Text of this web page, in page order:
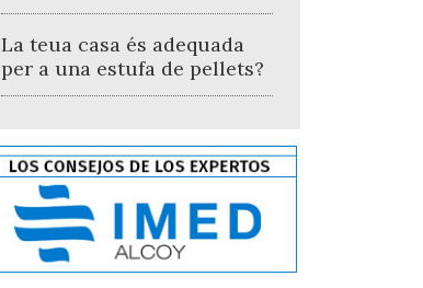
La teua casa és adequada
per a una estufa de pellets?